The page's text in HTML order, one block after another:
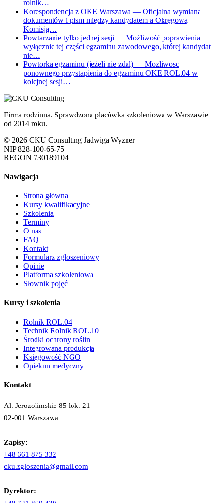
rolnik…
Korespondencja z OKE Warszawa — Oficjalna wymiana
dokumentów i pism między kandydatem a Okręgową
Komisją…
Powtarzanie tylko jednej sesji — Możliwość poprawienia
wyłącznie tej części egzaminu zawodowego, której kandydat
nie…
Powtorka egzaminu (jeżeli nie zdal) — Mozliwosc
ponownego przystapienia do egzaminu OKE ROL.04 w
kolejnej sesji…
Firma rodzinna. Sprawdzona placówka szkoleniowa w Warszawie
od 2014 roku.
© 2026 CKU Consulting Jadwiga Wyzner
NIP 828-100-65-75
REGON 730189104
Nawigacja
Strona główna
Kursy kwalifikacyjne
Szkolenia
Terminy
O nas
FAQ
Kontakt
Formularz zgłoszeniowy
Opinie
Platforma szkoleniowa
Słownik pojęć
Kursy i szkolenia
Rolnik ROL.04
Technik Rolnik ROL.10
Środki ochrony roślin
Integrowana produkcja
Księgowość NGO
Opiekun medyczny
Kontakt
Al. Jerozolimskie 85 lok. 21
02-001 Warszawa
Zapisy:
+48 661 875 332
cku.zgloszenia@gmail.com
Dyrektor: